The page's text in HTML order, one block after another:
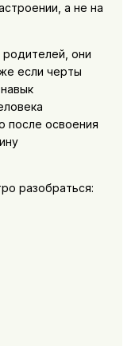
а не на
они
если черты
после освоения
разобраться: